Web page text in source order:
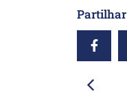
Partilhar